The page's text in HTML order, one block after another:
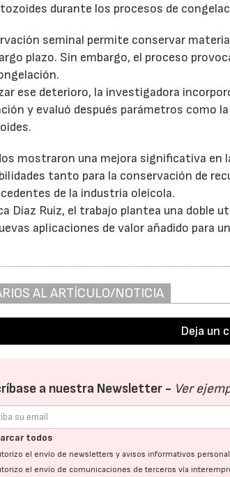
durante los procesos de
seminal permite conservar
plazo. Sin embargo, el proceso
ese deterioro, la investigadora
y evaluó después parámetros como
mostraron una mejora significativa en
tanto para la conservación de
de la industria oleícola.
Díaz Ruiz, el trabajo plantea una doble
aplicaciones de valor añadido para
AL ARTÍCULO/NOTICIA
Deja un
a nuestra Newsletter - Ver
todos
el envío de newsletters y avisos informativos
el envío de comunicaciones de terceros vía